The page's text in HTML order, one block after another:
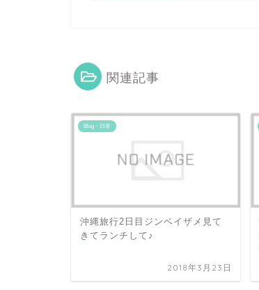
関連記事
Blog・日常
沖縄旅行2日目ジンベイザメ見て
きてランチして♪
2018年3月23日